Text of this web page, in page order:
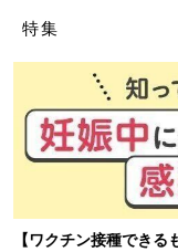
特集
【ワクチン接種できる